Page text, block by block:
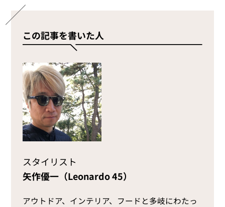
この記事を書いた人
スタイリスト
矢作優一（Leonardo 45）
アウトドア、インテリア、フードと多岐にわたっ